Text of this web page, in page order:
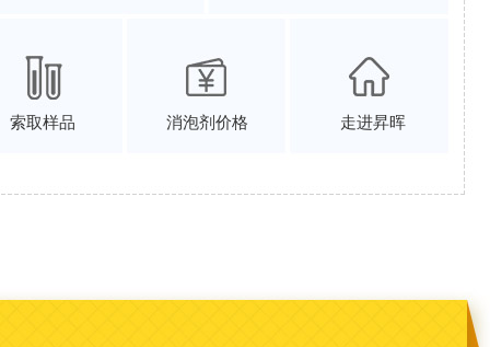
索取样品 消泡剂价格 走进昇晖